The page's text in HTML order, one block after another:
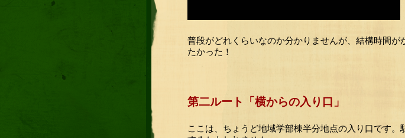
普段がどれくらいなのか分かりませんが、結構時間
たかった！
第二ルート「横からの入り口」
ここは、ちょうど地域学部棟半分地点の入り口です